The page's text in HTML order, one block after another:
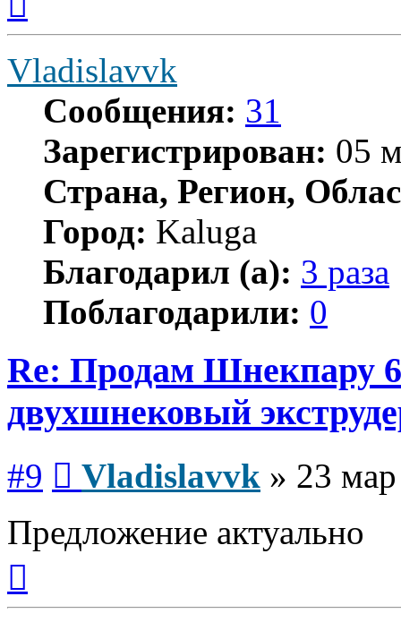
началу
Vladislavvk
Сообщения: 31
Зарегистрирован: 05
Страна, Регион,
Город: Kaluga
Благодарил (а): 3 раза
Поблагодарили: 0
Re: Продам Шнекпару
двухшнековый
#9 Vladislavvk » 23
Предложение актуально
началу